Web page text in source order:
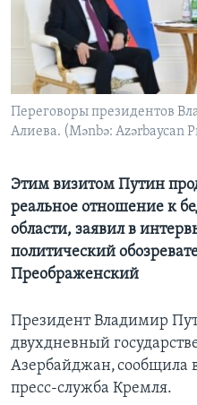
Learning English
СОЦИАЛЬНЫЕ СЕТИ
Переговоры президентов
Алиева. (Mənbə: Azərbaycan
Этим визитом Путин
реальное отношение к
области, заявил в
политический
Преображенский
Президент Владимир
двухдневный
Азербайджан, сообщила
пресс-служба Кремля.